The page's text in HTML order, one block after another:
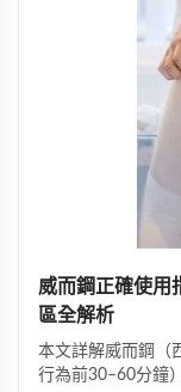
威而鋼正確使用
區全解析
本文詳解威而鋼（
行為前30–60分鐘